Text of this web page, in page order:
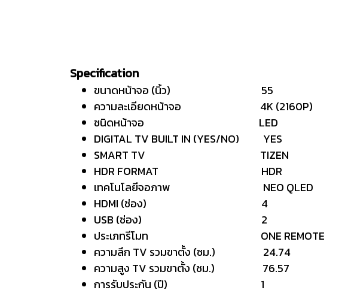
Specification
ขนาดหน้าจอ (นิ้ว) 55
ความละเอียดหน้าจอ 4K (2160P)
ชนิดหน้าจอ LED
DIGITAL TV BUILT IN (YES/NO) YES
SMART TV TIZEN
HDR FORMAT HDR
เทคโนโลยีจอภาพ NEO QLED
HDMI (ช่อง) 4
USB (ช่อง) 2
ประเภทรีโมท ONE REMOTE
ความลึก TV รวมขาตั้ง (ซม.) 24.74
ความสูง TV รวมขาตั้ง (ซม.) 76.57
การรับประกัน (ปี) 1